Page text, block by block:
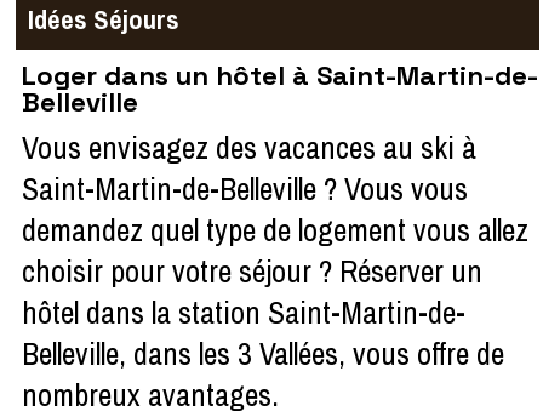
Idées Séjours
Loger dans un hôtel à Saint-Martin-de-
Belleville
Vous envisagez des vacances au ski à
Saint-Martin-de-Belleville ? Vous vous
demandez quel type de logement vous allez
choisir pour votre séjour ? Réserver un
hôtel dans la station Saint-Martin-de-
Belleville, dans les 3 Vallées, vous offre de
nombreux avantages.